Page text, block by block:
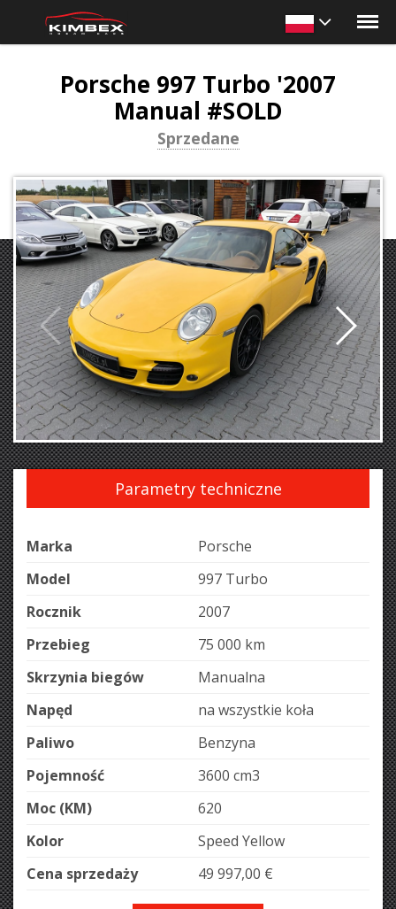
Porsche 997 Turbo '2007
Manual #SOLD
Sprzedane
Parametry techniczne
Marka
Porsche
Model
997 Turbo
Rocznik
2007
Przebieg
75 000 km
Skrzynia biegów
Manualna
Napęd
na wszystkie koła
Paliwo
Benzyna
Pojemność
3600 cm3
Moc (KM)
620
Kolor
Speed Yellow
Cena sprzedaży
49 997,00 €